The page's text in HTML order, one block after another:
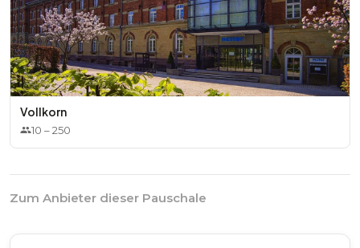
Vollkorn
10 –250
Zum Anbieter dieser Pauschale